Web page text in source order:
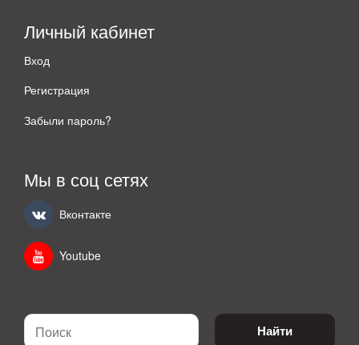
Личный кабинет
Вход
Регистрация
Забыли пароль?
Мы в соц сетях
Вконтакте
Youtube
Найти